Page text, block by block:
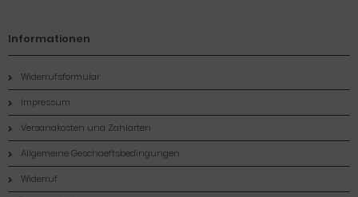
Informationen
Widerrufsformular
Impressum
Versandkosten und Zahlarten
Allgemeine Geschaeftsbedingungen
Widerruf